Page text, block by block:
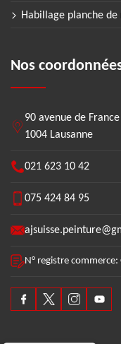
Habillage planche de
Nos
90 avenue de France
1004 Lausanne
021 623 10 42
075 424 84 95
N° registre